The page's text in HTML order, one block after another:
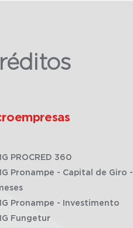
PROCRED 360
Pronampe - Capital de Giro -
Pronampe - Investimento
Fungetur